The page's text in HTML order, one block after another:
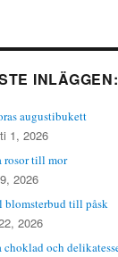
INLÄGGEN:
augustibukett
1, 2026
rosor till mor
2026
blomsterbud till påsk
2026
choklad och